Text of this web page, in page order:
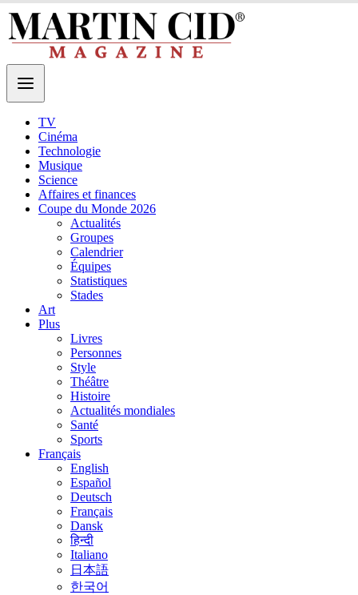
TV
Cinéma
Technologie
Musique
Science
Affaires et finances
Coupe du Monde 2026
Actualités
Groupes
Calendrier
Équipes
Statistiques
Stades
Art
Plus
Livres
Personnes
Style
Théâtre
Histoire
Actualités mondiales
Santé
Sports
Français
English
Español
Deutsch
Français
Dansk
हिन्दी
Italiano
日本語
한국어